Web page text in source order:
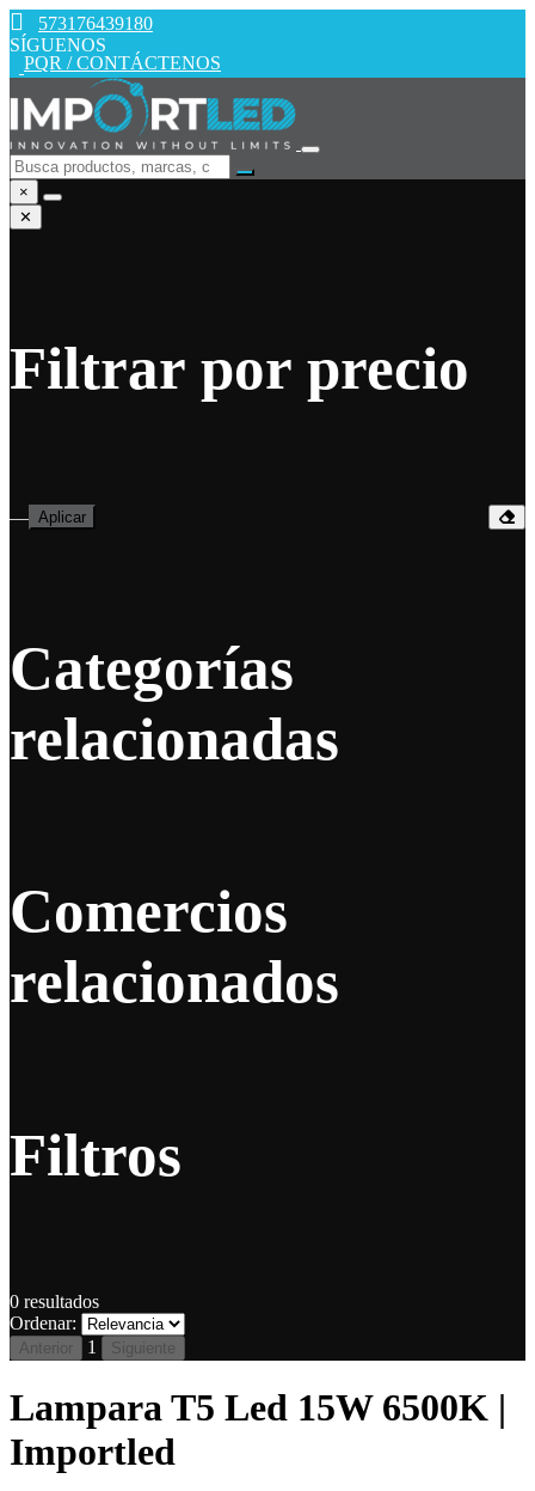
573176439180
SÍGUENOS
PQR / CONTÁCTENOS
×
✕
Filtrar por precio
— Aplicar
Categorías
relacionadas
Comercios
relacionados
Filtros
0 resultados
Ordenar:
Anterior 1 Siguiente
Lampara T5 Led 15W 6500K |
Importled